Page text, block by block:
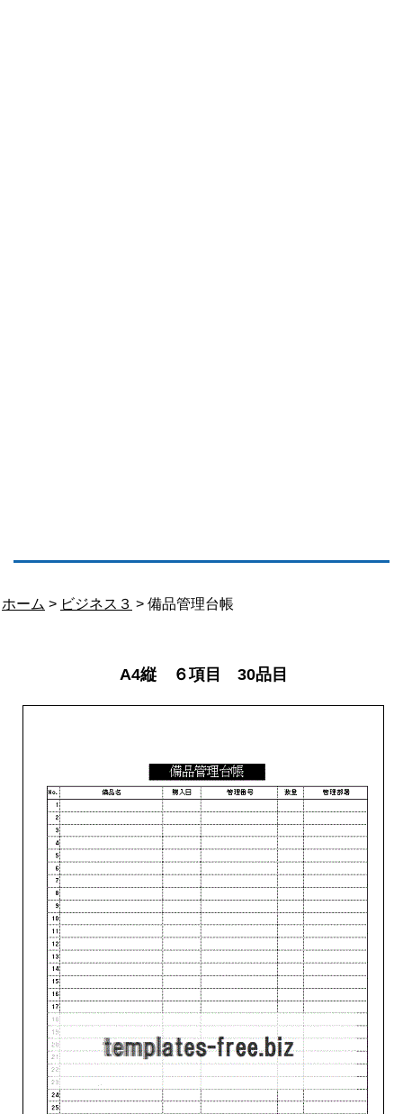
ホーム > ビジネス３ > 備品管理台帳
A4縦 ６項目 30品目